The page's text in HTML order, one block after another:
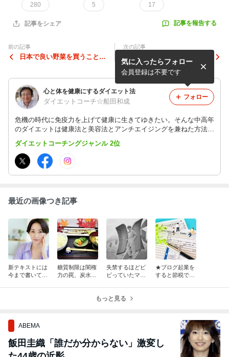
280 5 17
記事をシェア 記事を報告する
前の記事
日本で良い野菜を買うことは
次の記事
生活習慣病は闇権力の罠だか
ら生活を改善しても治らない
のです！
心と体を健康にするダイエット法
ダイエットコーチ☆船田和成
危機の時代に免疫力を上げて健康に生きてゆきたい。そんな中高年
のダイエットは健康法と美容法とアンチエイジングを兼ねた方法が
イエット法を提案しています。
気に入ったらフォロー
会員登録は不要です
フォロー
ダイエットコーチングジャンル 2位
最近の画像つき記事
新テキストには
今まで書いてな
糖質制限は闇権
力の罠、炭水化
失禁するほどビ
ビっていたマッ
司令官の秘密。
★ブログ起業を
すると節税でき
もっと見る
ABEMA
飯田圭織「誰だか分からない」激変し